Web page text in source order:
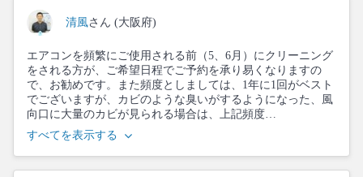
清風さん (大阪府)
エアコンを頻繁にご使用される前（5、6月）にクリーニング
をされる方が、ご希望日程でご予約を承り易くなりますの
で、お勧めです。また頻度としましては、1年に1回がベスト
でございますが、カビのような臭いがするようになった、風
向口に大量のカビが見られる場合は、上記頻度…
すべてを表示する